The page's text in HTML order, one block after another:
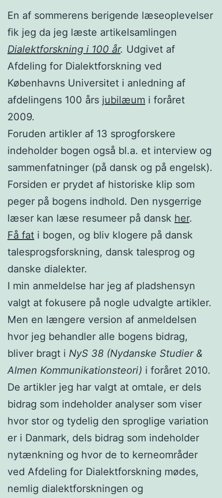
En af sommerens berigende læseoplevelser
fik jeg da jeg læste artikelsamlingen
Dialektforskning i 100 år. Udgivet af
Afdeling for Dialektforskning ved
Københavns Universitet i anledning af
afdelingens 100 års jubilæum i foråret
2009.
Foruden artikler af 13 sprogforskere
indeholder bogen også bl.a. et interview og
sammenfatninger (på dansk og på engelsk).
Forsiden er prydet af historiske klip som
peger på bogens indhold. Den nysgerrige
læser kan læse resumeer på dansk her.
Få fat i bogen, og bliv klogere på dansk
talesprogsforskning, dansk talesprog og
danske dialekter.
I min anmeldelse har jeg af pladshensyn
valgt at fokusere på nogle udvalgte artikler.
Men en længere version af anmeldelsen
hvor jeg behandler alle bogens bidrag,
bliver bragt i NyS 38 (Nydanske Studier &
Almen Kommunikationsteori) i foråret 2010.
De artikler jeg har valgt at omtale, er dels
bidrag som indeholder analyser som viser
hvor stor og tydelig den sproglige variation
er i Danmark, dels bidrag som indeholder
nytænkning og hvor de to kerneområder
ved Afdeling for Dialektforskning mødes,
nemlig dialektforskningen og